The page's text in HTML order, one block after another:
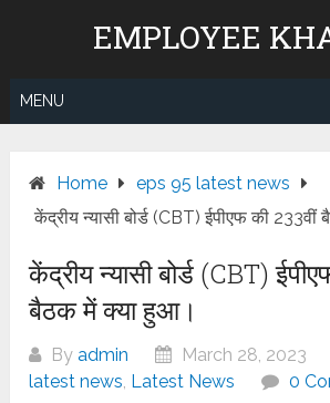
EMPLOYEE
MENU
Home
eps 95 latest news
केंद्रीय न्यासी बोर्ड (CBT) ईपीएफ की
केंद्रीय न्यासी बोर्ड (CBT)
बैठक में क्या हुआ।
Byadmin March 28, 2023
latest news, Latest News 0